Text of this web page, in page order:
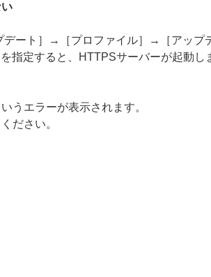
ート］→［プロファイル］→［アップ
指定すると、HTTPSサーバーが起動し
うエラーが表示されます。
ださい。